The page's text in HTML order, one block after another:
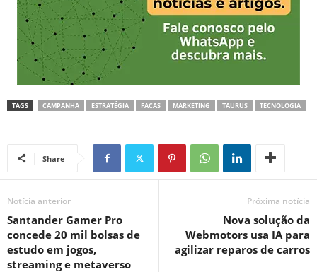
TAGS CAMPANHA ESTRATÉGIA FACAS MARKETING TAURUS TECNOLOGIA
Share
Notícia anterior
Santander Gamer Pro
concede 20 mil bolsas de
estudo em jogos,
streaming e metaverso
Próxima notícia
Nova solução da
Webmotors usa IA para
agilizar reparos de carros